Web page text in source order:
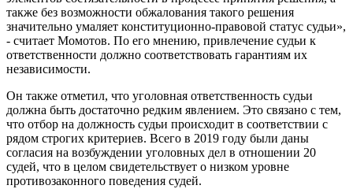
также без возможности обжалования такого решения
значительно умаляет конституционно-правовой статус судьи»,
- считает Момотов. По его мнению, привлечение судьи к
ответственности должно соответствовать гарантиям их
независимости.
Он также отметил, что уголовная ответственность судьи
должна быть достаточно редким явлением. Это связано с тем,
что отбор на должность судьи происходит в соответствии с
рядом строгих критериев. Всего в 2019 году были даны
согласия на возбуждении уголовных дел в отношении 20
судей, что в целом свидетельствует о низком уровне
противозаконного поведения судей.